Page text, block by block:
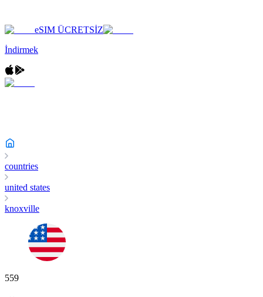
eSIM ÜCRETSİZ
İndirmek
countries
united states
knoxville
559